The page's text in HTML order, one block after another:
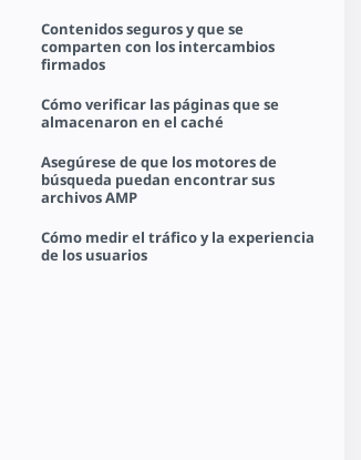
Contenidos seguros y que se
comparten con los intercambios
firmados
Cómo verificar las páginas que se
almacenaron en el caché
Asegúrese de que los motores de
búsqueda puedan encontrar sus
archivos AMP
Cómo medir el tráfico y la experiencia
de los usuarios